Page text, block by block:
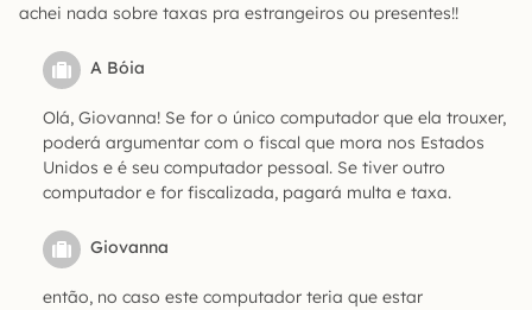
achei nada sobre taxas pra estrangeiros ou presentes!!
A Bóia
Olá, Giovanna! Se for o único computador que ela trouxer,
poderá argumentar com o fiscal que mora nos Estados
Unidos e é seu computador pessoal. Se tiver outro
computador e for fiscalizada, pagará multa e taxa.
Giovanna
então, no caso este computador teria que estar